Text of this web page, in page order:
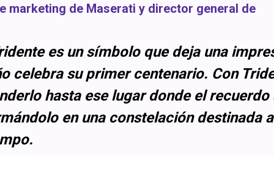
marketing de Maserati y director general de
es un símbolo que deja una
celebra su primer centenario. Con
hasta ese lugar donde el recuerdo
en una constelación destinada a